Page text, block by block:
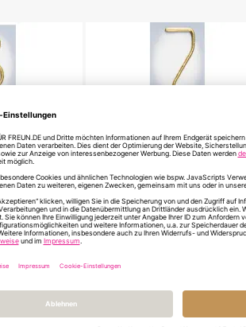
8 Wunderkerze Zahl 7